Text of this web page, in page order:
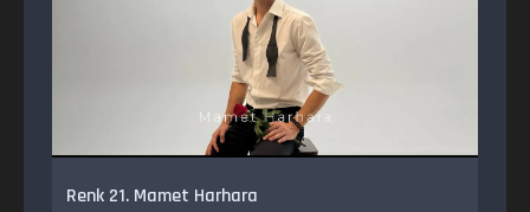
Renk 21. Mamet Harhara